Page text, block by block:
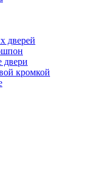
дверей
двери
кромкой